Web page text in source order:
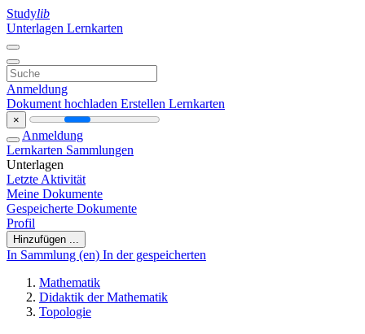
Studylib
Unterlagen Lernkarten
Anmeldung
Dokument hochladen Erstellen Lernkarten
×
Anmeldung
Lernkarten Sammlungen
Unterlagen
Letzte Aktivität
Meine Dokumente
Gespeicherte Dokumente
Profil
Hinzufügen ...
In Sammlung (en) In der gespeicherten
Mathematik
Didaktik der Mathematik
Topologie